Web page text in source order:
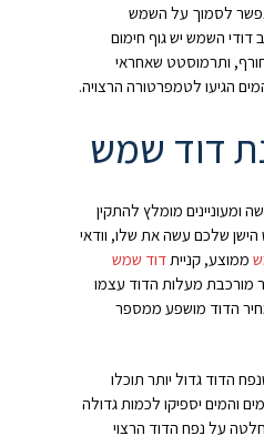
לסמוך על השמש
השמש יש גוף חימום
ותרמוסטט שאחראי
הגיעו לטמפרטורה הרצויה.
דוד שמש
ומעוניינים מומלץ להתקין
שלכם עשה את שלו, וודאי
ממוצע, קניית דוד שמש
מורכבת מעלות הדוד עצמו
הדוד מושפע ממספר